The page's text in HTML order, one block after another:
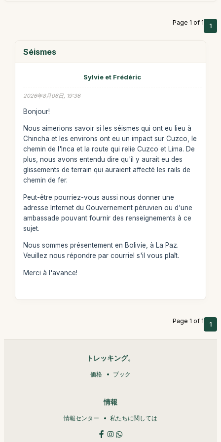
Page 1 of 1 1
Séismes
Sylvie et Frédéric
2026年8月06日, 19:36
Bonjour!
Nous aimerions savoir si les séismes qui ont eu lieu à
Chincha et les environs ont eu un impact sur Cuzco, le
chemin de l'Inca et la route qui relie Cuzco et Lima. De
plus, nous avons entendu dire qu'il y aurait eu des
glissements de terrain qui auraient affecté les rails de
chemin de fer.
Peut-être pourriez-vous aussi nous donner une
adresse Internet du Gouvernement péruvien ou d'une
ambassade pouvant fournir des renseignements à ce
sujet.
Nous sommes présentement en Bolivie, à La Paz.
Veuillez nous répondre par courriel s'il vous plaît.
Merci à l'avance!
Page 1 of 1 1
トレッキング。
価格 ブック
情報
情報センター 私たちに関しては